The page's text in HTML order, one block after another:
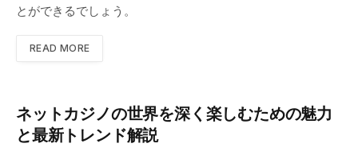
とができるでしょう。
READ MORE
ネットカジノの世界を深く楽しむための魅力
と最新トレンド解説